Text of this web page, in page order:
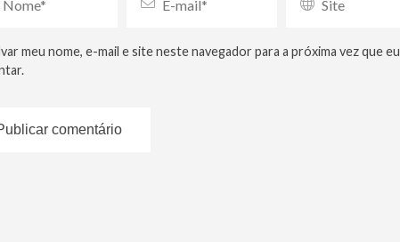
meu nome, e-mail e site neste navegador para a próxima vez que eu